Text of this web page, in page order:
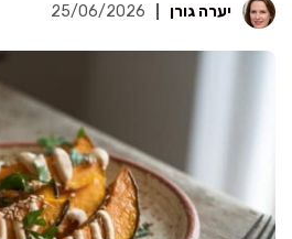
יערה גורן 25/06/2026